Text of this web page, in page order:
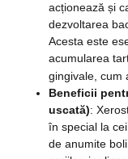
acționează și
dezvoltarea
Acesta este
acumularea
gingivale, cum
Beneficii
uscată):
în special la
de anumite